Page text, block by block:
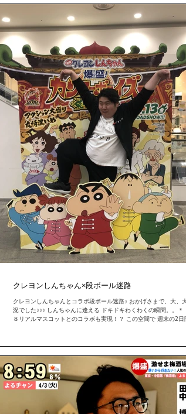
クレヨンしんちゃん×段ボール迷路
クレヨンしんちゃんとコラボ段ボール迷路♪ おかげさまで、大、
況でした♪♪♪ しんちゃんに逢える ドキドキわくわくの瞬間。。＊
８リアルマスコットとのコラボも実現！？ この空間で 週末の2日